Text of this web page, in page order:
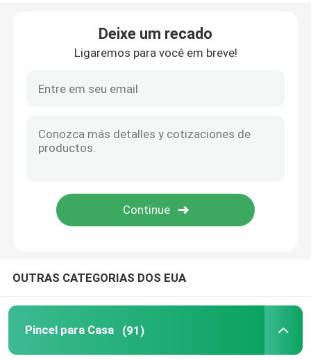
Rolo de pintura recarregável
Rolo de pintura de microfibra
Pincel Rolo para Pintura Residencial
sacos da tela não tecida
Deixe um recado
Ligaremos para você em breve!
OUTRAS CATEGORIAS DOS EUA
Pincel para Casa (91)